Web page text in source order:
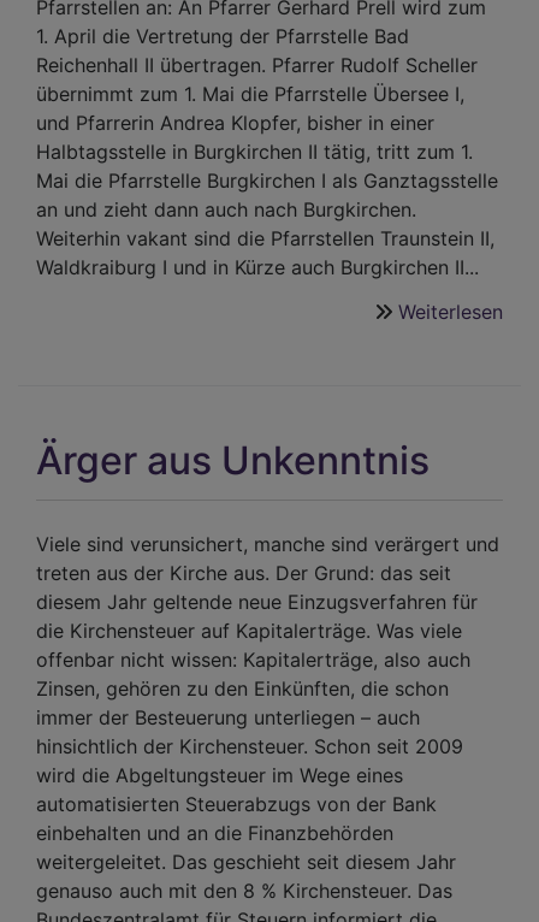
Pfarrstellen an: An Pfarrer Gerhard Prell wird zum
1. April die Vertretung der Pfarrstelle Bad
Reichenhall II übertragen. Pfarrer Rudolf Scheller
übernimmt zum 1. Mai die Pfarrstelle Übersee I,
und Pfarrerin Andrea Klopfer, bisher in einer
Halbtagsstelle in Burgkirchen II tätig, tritt zum 1.
Mai die Pfarrstelle Burgkirchen I als Ganztagsstelle
an und zieht dann auch nach Burgkirchen.
Weiterhin vakant sind die Pfarrstellen Traunstein II,
Waldkraiburg I und in Kürze auch Burgkirchen II...
Weiterlesen
Ärger aus Unkenntnis
Viele sind verunsichert, manche sind verärgert und
treten aus der Kirche aus. Der Grund: das seit
diesem Jahr geltende neue Einzugsverfahren für
die Kirchensteuer auf Kapitalerträge. Was viele
offenbar nicht wissen: Kapitalerträge, also auch
Zinsen, gehören zu den Einkünften, die schon
immer der Besteuerung unterliegen – auch
hinsichtlich der Kirchensteuer. Schon seit 2009
wird die Abgeltungsteuer im Wege eines
automatisierten Steuerabzugs von der Bank
einbehalten und an die Finanzbehörden
weitergeleitet. Das geschieht seit diesem Jahr
genauso auch mit den 8 % Kirchensteuer. Das